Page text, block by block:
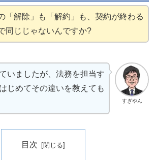
「解除」も「解約」も、契約が終わる
同じじゃないんですか?
すぎやん
いましたが、法務を担当す
じめてその違いを教えても
目次